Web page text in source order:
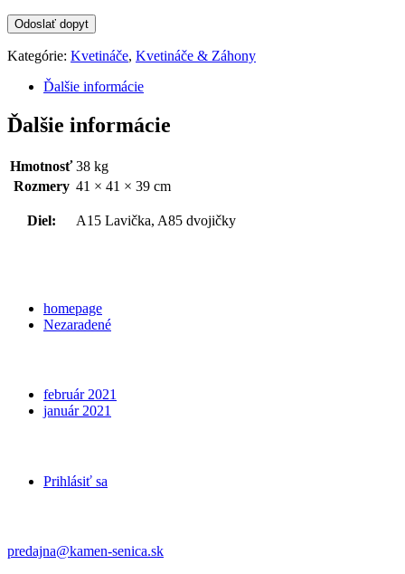
Kategórie: Kvetináče, Kvetináče & Záhony
Ďalšie informácie
Ďalšie informácie
Hmotnosť 38 kg
Rozmery 41 × 41 × 39 cm
Diel: A15 Lavička, A85 dvojičky
homepage
Nezaradené
február 2021
január 2021
Prihlásiť sa
predajna@kamen-senica.sk